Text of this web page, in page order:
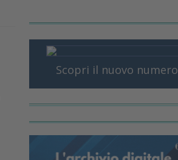
Scopri il nuovo numero